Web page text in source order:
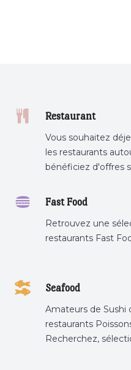
Restaurant
Vous souhaitez
les restaurants
bénéficiez d'offres
Fast Food
Retrouvez une
restaurants Fast
Seafood
Amateurs de Sushi
restaurants
Recherchez,